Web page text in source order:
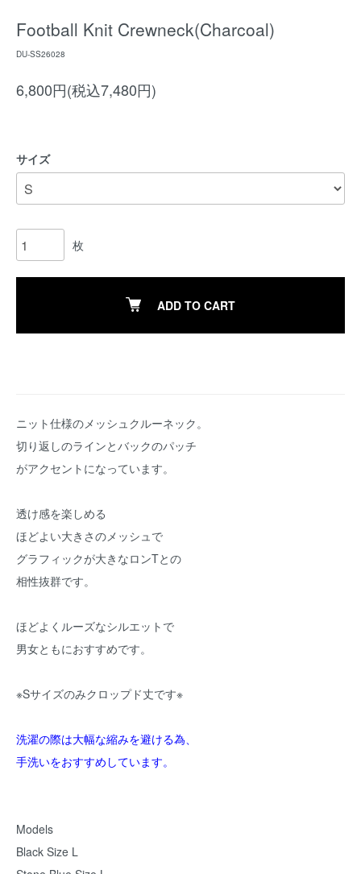
Football Knit Crewneck(Charcoal)
DU-SS26028
6,800円(税込7,480円)
サイズ
枚
ADD TO CART
ニット仕様のメッシュクルーネック。
切り返しのラインとバックのパッチ
がアクセントになっています。
透け感を楽しめる
ほどよい大きさのメッシュで
グラフィックが大きなロンTとの
相性抜群です。
ほどよくルーズなシルエットで
男女ともにおすすめです。
※Sサイズのみクロップド丈です※
洗濯の際は大幅な縮みを避ける為、
手洗いをおすすめしています。
Models
Black Size L